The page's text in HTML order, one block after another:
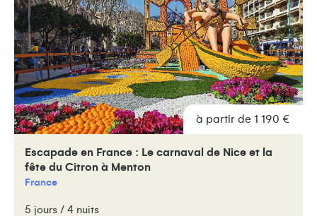
à partir de 1 190 €
Escapade en France : Le carnaval de Nice et la
fête du Citron à Menton
France
5 jours / 4 nuits